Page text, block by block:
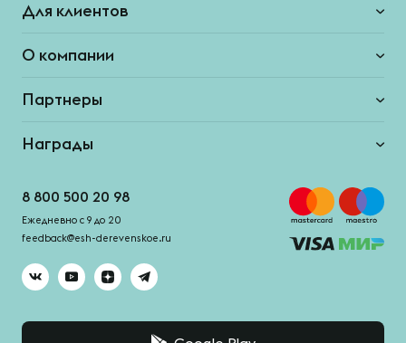
Для клиентов
О компании
Партнеры
Награды
8 800 500 20 98
Ежедневно с 9 до 20
feedback@esh-derevenskoe.ru